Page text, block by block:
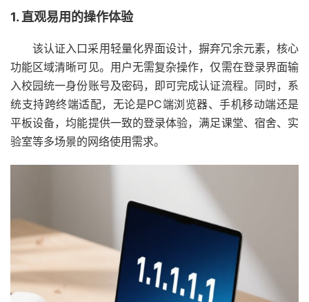
1. 直观易用的操作体验
该认证入口采用轻量化界面设计，摒弃冗余元素，核心
功能区域清晰可见。用户无需复杂操作，仅需在登录界面输
入校园统一身份账号及密码，即可完成认证流程。同时，系
统支持跨终端适配，无论是PC端浏览器、手机移动端还是
平板设备，均能提供一致的登录体验，满足课堂、宿舍、实
验室等多场景的网络使用需求。